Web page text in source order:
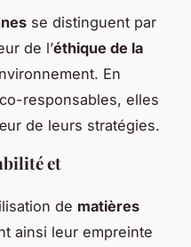
se distinguent par
de l’éthique de la
En
responsables, elles
de leurs stratégies.
et
de matières
ainsi leur empreinte